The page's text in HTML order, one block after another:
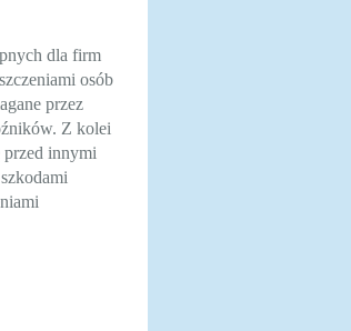
dla firm
osób
przez
Z kolei
przed innymi